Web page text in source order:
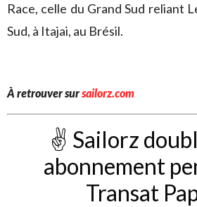
Race, celle du Grand Sud reliant
Sud, à Itajai, au Brésil.
À retrouver sursailorz.com
✌️ Sailorz
abonnement
Transat